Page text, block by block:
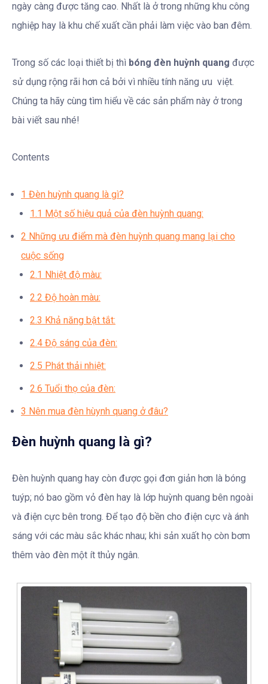
ngày càng được tăng cao. Nhất là ở trong những khu công
nghiệp hay là khu chế xuất cần phải làm việc vào ban đêm.
Trong số các loại thiết bị thì bóng đèn huỳnh quang được
sử dụng rộng rãi hơn cả bởi vì nhiều tính năng ưu việt.
Chúng ta hãy cùng tìm hiểu về các sản phẩm này ở trong
bài viết sau nhé!
Contents
1 Đèn huỳnh quang là gì?
1.1 Một số hiệu quả của đèn huỳnh quang:
2 Những ưu điểm mà đèn huỳnh quang mang lại cho
cuộc sống
2.1 Nhiệt độ màu:
2.2 Độ hoàn màu:
2.3 Khả năng bật tắt:
2.4 Độ sáng của đèn:
2.5 Phát thải nhiệt:
2.6 Tuổi thọ của đèn:
3 Nên mua đèn hùynh quang ở đâu?
Đèn huỳnh quang là gì?
Đèn huỳnh quang hay còn được gọi đơn giản hơn là bóng
tuýp; nó bao gồm vỏ đèn hay là lớp huỳnh quang bên ngoài
và điện cực bên trong. Để tạo độ bền cho điện cực và ánh
sáng với các màu sắc khác nhau; khi sản xuất họ còn bơm
thêm vào đèn một ít thủy ngân.